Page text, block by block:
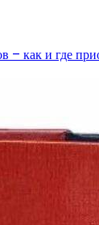
как и где